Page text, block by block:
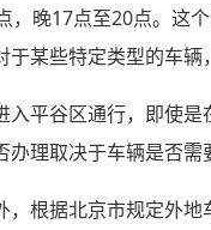
晚17点至20点。这
某些特定类型的车辆
平谷区通行，即使
理取决于车辆是否需
根据北京市规定外